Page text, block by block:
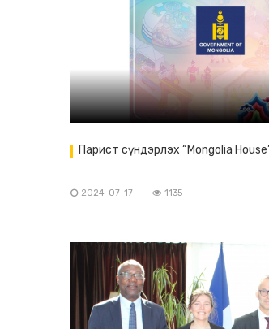
Парист сүндэрлэх “Mongolia
2024-07-17 1135